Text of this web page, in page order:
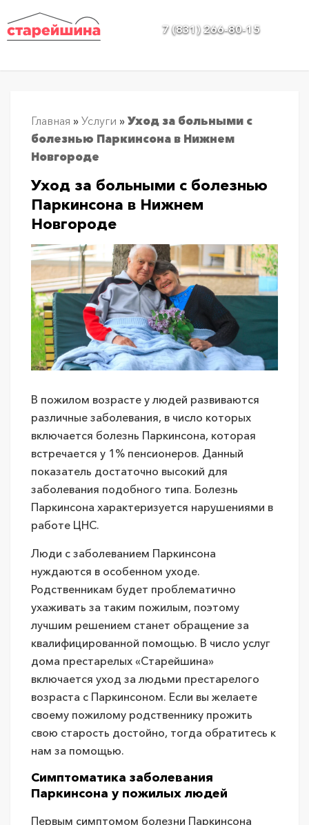
О
Галерея
Цены
Контакты
7 (831) 266-80-15
Главная » Услуги » Уход за больными с
болезнью Паркинсона в Нижнем
Новгороде
Уход за больными с болезнью
Паркинсона в Нижнем
Новгороде
В пожилом возрасте у людей развиваются
различные заболевания, в число которых
включается болезнь Паркинсона, которая
встречается у 1% пенсионеров. Данный
показатель достаточно высокий для
заболевания подобного типа. Болезнь
Паркинсона характеризуется нарушениями в
работе ЦНС.
Люди с заболеванием Паркинсона
нуждаются в особенном уходе.
Родственникам будет проблематично
ухаживать за таким пожилым, поэтому
лучшим решением станет обращение за
квалифицированной помощью. В число услуг
дома престарелых «Старейшина»
включается уход за людьми престарелого
возраста с Паркинсоном. Если вы желаете
своему пожилому родственнику прожить
свою старость достойно, тогда обратитесь к
нам за помощью.
Симптоматика заболевания
Паркинсона у пожилых людей
Первым симптомом болезни Паркинсона